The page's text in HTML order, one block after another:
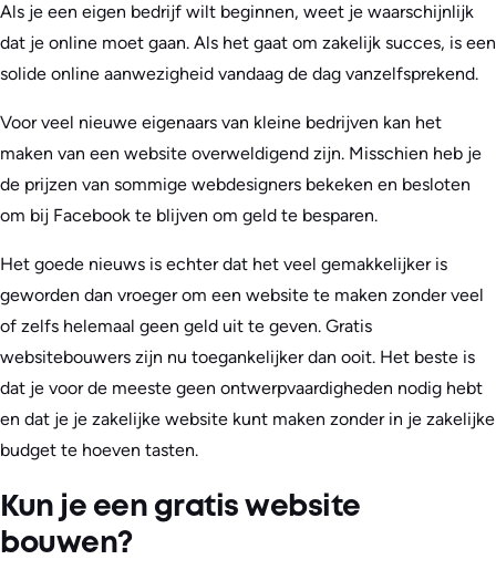
Als je een eigen bedrijf wilt beginnen, weet je waarschijnlijk
dat je online moet gaan. Als het gaat om zakelijk succes, is een
solide online aanwezigheid vandaag de dag vanzelfsprekend.
Voor veel nieuwe eigenaars van kleine bedrijven kan het
maken van een website overweldigend zijn. Misschien heb je
de prijzen van sommige webdesigners bekeken en besloten
om bij Facebook te blijven om geld te besparen.
Het goede nieuws is echter dat het veel gemakkelijker is
geworden dan vroeger om een website te maken zonder veel
of zelfs helemaal geen geld uit te geven. Gratis
websitebouwers zijn nu toegankelijker dan ooit. Het beste is
dat je voor de meeste geen ontwerpvaardigheden nodig hebt
en dat je je zakelijke website kunt maken zonder in je zakelijke
budget te hoeven tasten.
Kun je een gratis website
bouwen?